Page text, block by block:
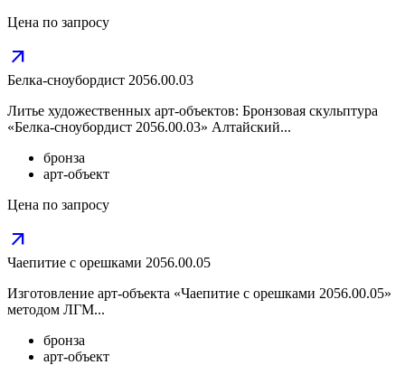
Цена по запросу
arrow_outward
Белка-сноубордист 2056.00.03
Литье художественных арт-объектов: Бронзовая скульптура
«Белка-сноубордист 2056.00.03» Алтайский...
бронза
арт-объект
Цена по запросу
arrow_outward
Чаепитие с орешками 2056.00.05
Изготовление арт-объекта «Чаепитие с орешками 2056.00.05»
методом ЛГМ...
бронза
арт-объект